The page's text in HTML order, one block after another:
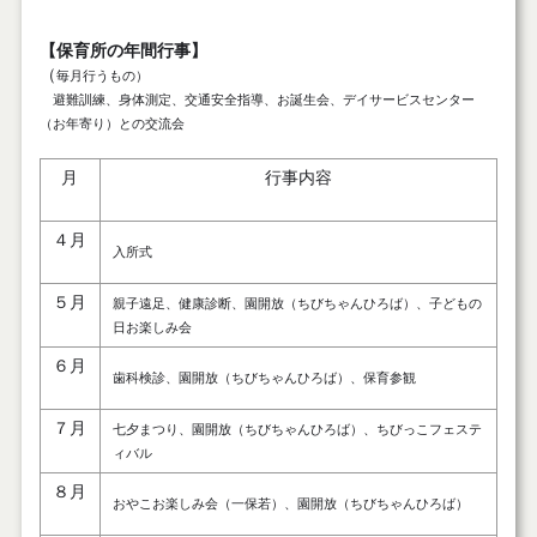
【保育所の年間行事】
（毎月行うもの）
避難訓練、身体測定、交通安全指導、お誕生会、デイサービスセンター
（お年寄り）との交流会
月 行事内容
４月
入所式
５月
親子遠足、健康診断、園開放（ちびちゃんひろば）、子どもの
日お楽しみ会
６月
歯科検診、園開放（ちびちゃんひろば）、保育参観
７月
七夕まつり、園開放（ちびちゃんひろば）、ちびっこフェステ
ィバル
８月
おやこお楽しみ会（一保若）、園開放（ちびちゃんひろば）